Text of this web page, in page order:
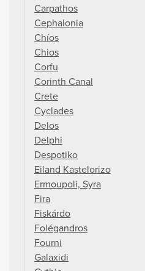
Carpathos
Cephalonia
Chíos
Chios
Corfu
Corinth Canal
Crete
Cyclades
Delos
Delphi
Despotiko
Eiland Kastelorizo
Ermoupoli, Syra
Fira
Fiskárdo
Folégandros
Fourni
Galaxidi